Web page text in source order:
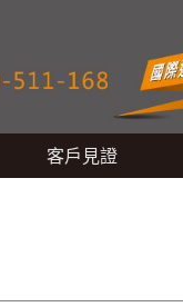
客戶見證